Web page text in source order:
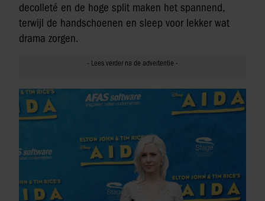
decolleté en de hoge split maken het spannend,
terwijl de handschoenen en sleep voor lekker wat
drama zorgen.